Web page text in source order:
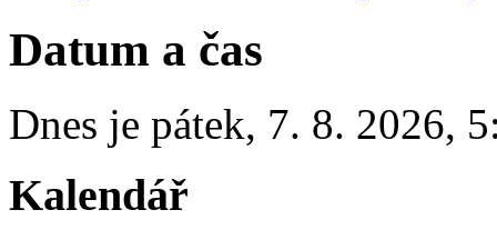
Datum a čas
Dnes je pátek, 7. 8. 2026,
Kalendář